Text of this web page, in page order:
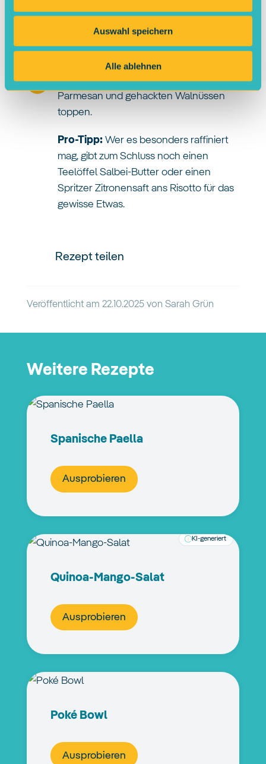
Auswahl speichern
Alle ablehnen
fühlen , bis der Reis samtig-weich und
cremig ist.
Veredeln: Mit Salz, Pfeffer, Muskat,
Parmesan und gehackten Walnüssen
toppen.
Pro-Tipp:Wer es besonders raffiniert
mag, gibt zum Schluss noch einen
Teelöffel Salbei-Butter oder einen
Spritzer Zitronensaft ans Risotto für das
gewisse Etwas.
Rezept teilen
Veröffentlicht am 22.10.2025von Sarah Grün
Weitere Rezepte
Spanische Paella
Ausprobieren
KI-generiert
Quinoa-Mango-Salat
Ausprobieren
Poké Bowl
Ausprobieren